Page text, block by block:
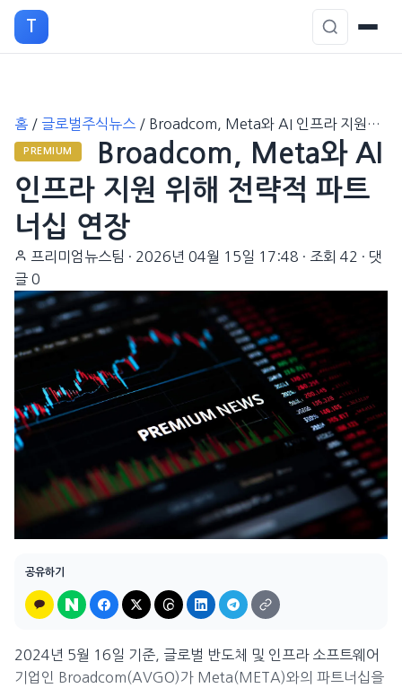
T
홈 / 글로벌주식뉴스 / Broadcom, Meta와 AI 인프라 지원…
PREMIUM
Broadcom, Meta와 AI
인프라 지원 위해 전략적 파트
너십 연장
프리미엄뉴스팀 · 2026년 04월 15일 17:48 · 조회 42 · 댓
글 0
공유하기
2024년 5월 16일 기준, 글로벌 반도체 및 인프라 소프트웨어
기업인 Broadcom(AVGO)가 Meta(META)와의 파트너십을